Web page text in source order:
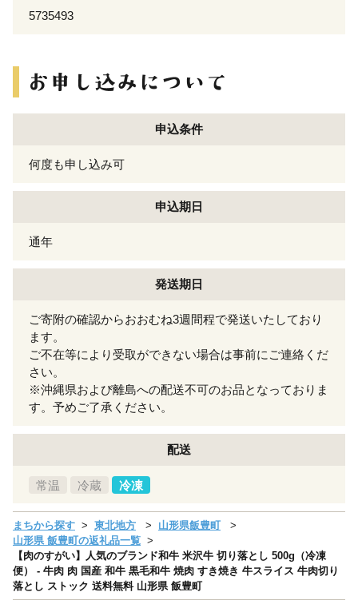
5735493
申込条件
何度も申し込み可
申込期日
通年
発送期日
ご寄附の確認からおおむね3週間程で発送いたしており
ます。
ご不在等により受取ができない場合は事前にご連絡くだ
さい。
※沖縄県および離島への配送不可のお品となっておりま
す。予めご了承ください。
配送
常温 冷蔵 冷凍
まちから探す 東北地方
山形県飯豊町
山形県 飯豊町の返礼品一覧
【肉のすがい】人気のブランド和牛 米沢牛 切り落とし 500g（冷凍
便） - 牛肉 肉 国産 和牛 黒毛和牛 焼肉 すき焼き 牛スライス 牛肉切り
落とし ストック 送料無料 山形県 飯豊町